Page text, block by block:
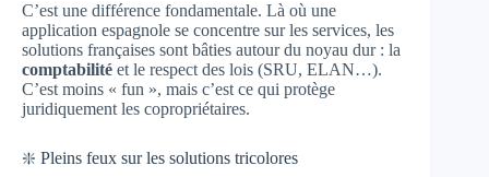
C’est une différence fondamentale. Là où une
application espagnole se concentre sur les services, les
solutions françaises sont bâties autour du noyau dur : la
comptabilité et le respect des lois (SRU, ELAN…).
C’est moins « fun », mais c’est ce qui protège
juridiquement les copropriétaires.
❇️ Pleins feux sur les solutions tricolores